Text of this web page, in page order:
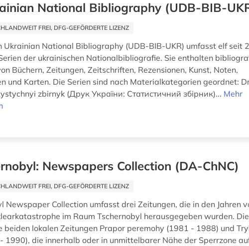
National Bibliography (UDB-BIB-
FREI, DFG-GEFÖRDERTE LIZENZ
Ukrainian National Bibliography (UDB-BIB-UKR) umfasst elf seit
der ukrainischen Nationalbibliografie. Sie enthalten
Büchern, Zeitungen, Zeitschriften, Rezensionen, Kunst, Noten,
und Karten. Die Serien sind nach Materialkategorien geordnet:
zbirnyk (Друк України: Статистичний збірник)... Mehr
Newspapers Collection (DA-ChNC)
FREI, DFG-GEFÖRDERTE LIZENZ
Newspaper Collection umfasst drei Zeitungen, die in den Jahren
im Raum Tschernobyl herausgegeben wurden.
beiden lokalen Zeitungen Prapor peremohy (1981 - 1988) und
1990), die innerhalb oder in unmittelbarer Nähe der Sperrzone